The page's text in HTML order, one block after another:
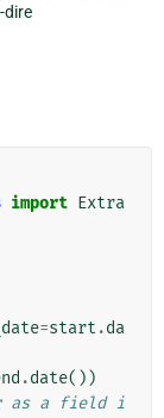
dire
import Extra
=start .da
.date())
as a field i